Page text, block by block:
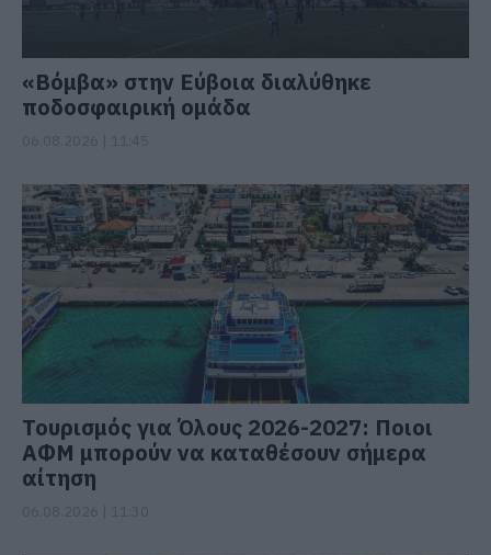
«Βόμβα» στην Εύβοια διαλύθηκε
ποδοσφαιρική ομάδα
Τουρισμός για Όλους 2026-2027: Ποιοι
ΑΦΜ μπορούν να καταθέσουν σήμερα
αίτηση